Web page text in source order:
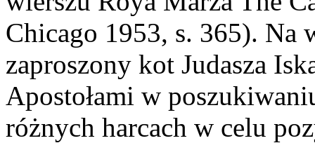
Chicago 1953, s. 365). Na
zaproszony kot Judasza
Apostołami w
różnych harcach w celu